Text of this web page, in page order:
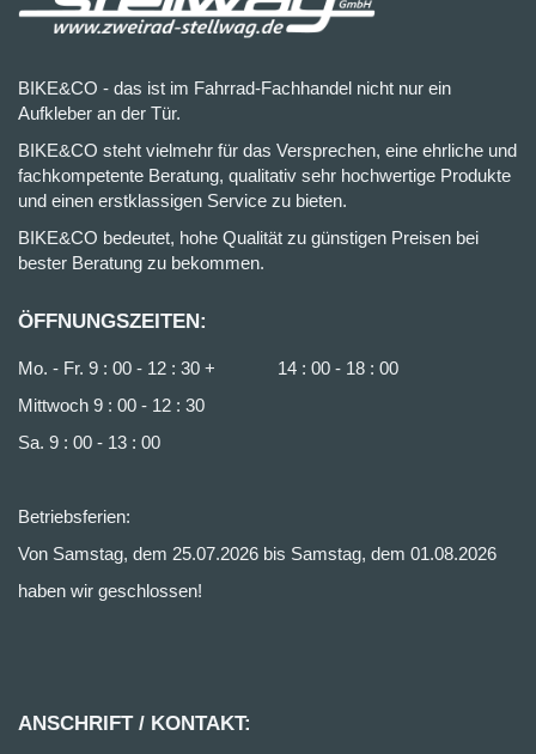
BIKE&CO - das ist im Fahrrad-Fachhandel nicht nur ein
Aufkleber an der Tür.
BIKE&CO steht vielmehr für das Versprechen, eine ehrliche und
fachkompetente Beratung, qualitativ sehr hochwertige Produkte
und einen erstklassigen Service zu bieten.
BIKE&CO bedeutet, hohe Qualität zu günstigen Preisen bei
bester Beratung zu bekommen.
ÖFFNUNGSZEITEN:
Mo. - Fr. 9 : 00 - 12 : 30 + 14 : 00 - 18 : 00
Mittwoch 9 : 00 - 12 : 30
Sa. 9 : 00 - 13 : 00
Betriebsferien:
Von Samstag, dem 25.07.2026 bis Samstag, dem 01.08.2026
haben wir geschlossen!
ANSCHRIFT / KONTAKT: